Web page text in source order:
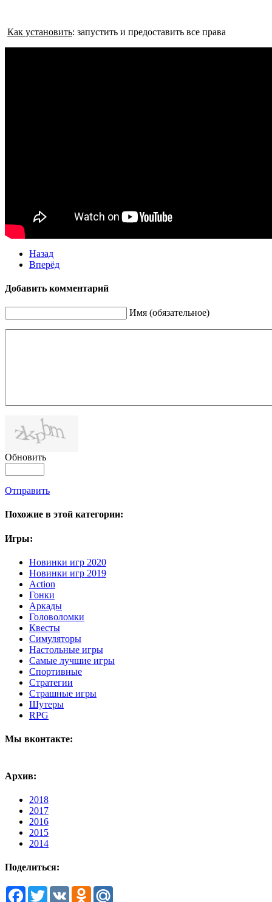
Как установить: запустить и предоставить все права
Назад
Вперёд
Добавить комментарий
Имя (обязательное)
Обновить
Отправить
Похожие в этой категории:
Игры:
Новинки игр 2020
Новинки игр 2019
Action
Гонки
Аркады
Головоломки
Квесты
Симуляторы
Настольные игры
Самые лучшие игры
Спортивные
Стратегии
Страшные игры
Шутеры
RPG
Мы вконтакте:
Архив:
2018
2017
2016
2015
2014
Поделиться:
Facebook
TwitterVK Odnoklassniki